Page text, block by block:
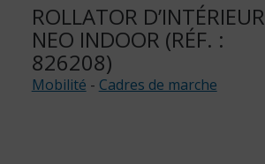
ROLLATOR D’INTÉRIEUR
NEO INDOOR (RÉF. :
826208)
Mobilité - Cadres de marche